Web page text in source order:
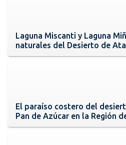
Laguna Miscanti y Laguna
naturales del Desierto de
El paraíso costero del
Pan de Azúcar en la Región